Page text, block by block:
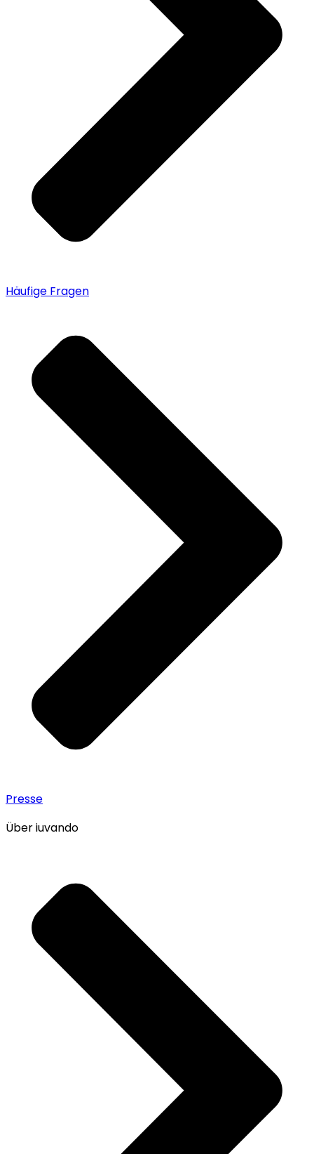
Häufige Fragen
Presse
Über iuvando